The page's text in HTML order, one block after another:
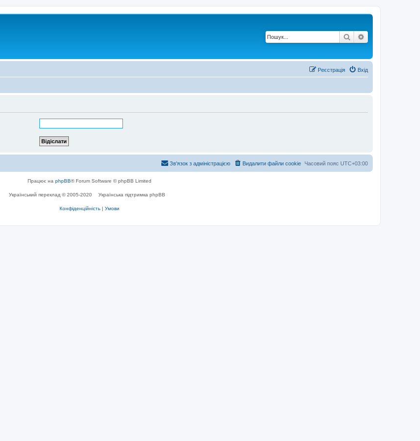
Пошук
Вхід
Реєстрація
Часовий пояс UTC+03:00
Видалити файли cookie
Зв'язок з адміністрацією
Працює на phpBB® Forum Software © phpBB Limited
Український переклад © 2005-2020 Українська підтримка phpBB
Конфіденційність | Умови